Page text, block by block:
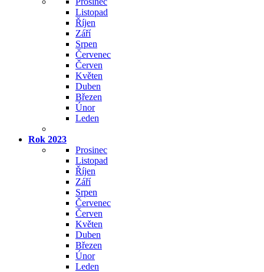
Listopad
Říjen
Září
Srpen
Červenec
Červen
Květen
Duben
Březen
Únor
Leden
Rok 2023
Prosinec
Listopad
Říjen
Září
Srpen
Červenec
Červen
Květen
Duben
Březen
Únor
Leden